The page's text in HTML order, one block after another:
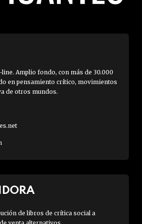
Amplio fondo, con más de 30.000
en pensamiento crítico, movimientos
de otros mundos.
de libros de crítica social a